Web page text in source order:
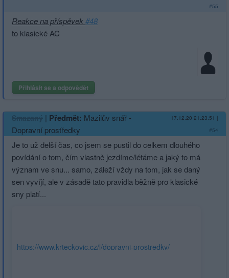
#55
Reakce na příspěvek#48
to klasické AC
Přihlásit se a odpovědět
Smazaný | Předmět: Mazilův snář -
Dopravní prostředky
17.12.20 21:23:51 |
#54
Je to už delší čas, co jsem se pustil do celkem dlouhého
povídání o tom, čím vlastně jezdíme/létáme a jaký to má
význam ve snu... samo, záleží vždy na tom, jak se daný
sen vyvíjí, ale v zásadě tato pravidla běžně pro klasické
sny platí...
https://www.krteckovic.cz/l/dopravni-prostredky/